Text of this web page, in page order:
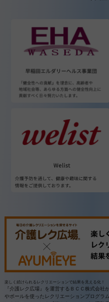
楽しく続けられるレクリエーションで結果を見える化！
『介護レク広場』を運営するＢＣＣ株式会
やボールを使ったレクリエーションプログラ